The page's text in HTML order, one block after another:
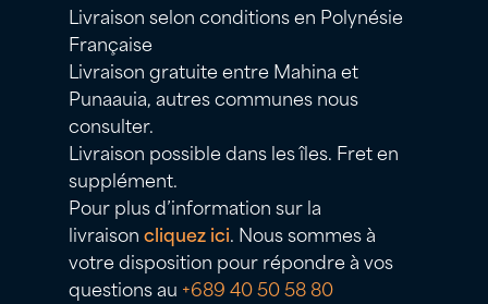
Livraison selon conditions en Polynésie
Française
Livraison gratuite entre Mahina et
Punaauia, autres communes nous
consulter.
Livraison possible dans les îles. Fret en
supplément.
Pour plus d’information sur la
livraisoncliquez ici. Nous sommes à
votre disposition pour répondre à vos
questions au +689 40 50 58 80